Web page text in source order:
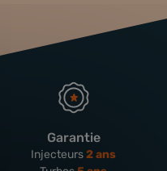
Garantie
Injecteurs2 ans